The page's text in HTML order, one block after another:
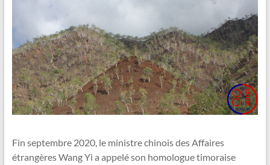
Fin septembre 2020, le ministre chinois des Affaires
étrangères Wang Yi a appelé son homologue timoraise